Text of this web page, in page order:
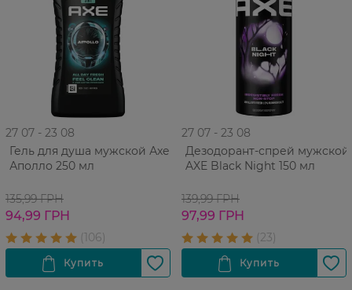
27 07 - 23 08
Гель для душа мужской Аxe
Аполло 250 мл
135,99 ГРН
94,99 ГРН
27 07 - 23 08
Дезодорант-спрей мужской
AXE Black Night 150 мл
139,99 ГРН
97,99 ГРН